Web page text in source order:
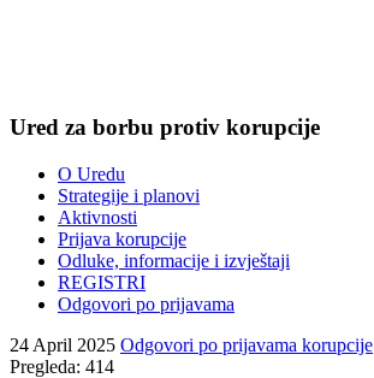
Ured za borbu protiv korupcije
O Uredu
Strategije i planovi
Aktivnosti
Prijava korupcije
Odluke, informacije i izvještaji
REGISTRI
Odgovori po prijavama
24 April 2025 Odgovori po prijavama korupcije
Pregleda: 414